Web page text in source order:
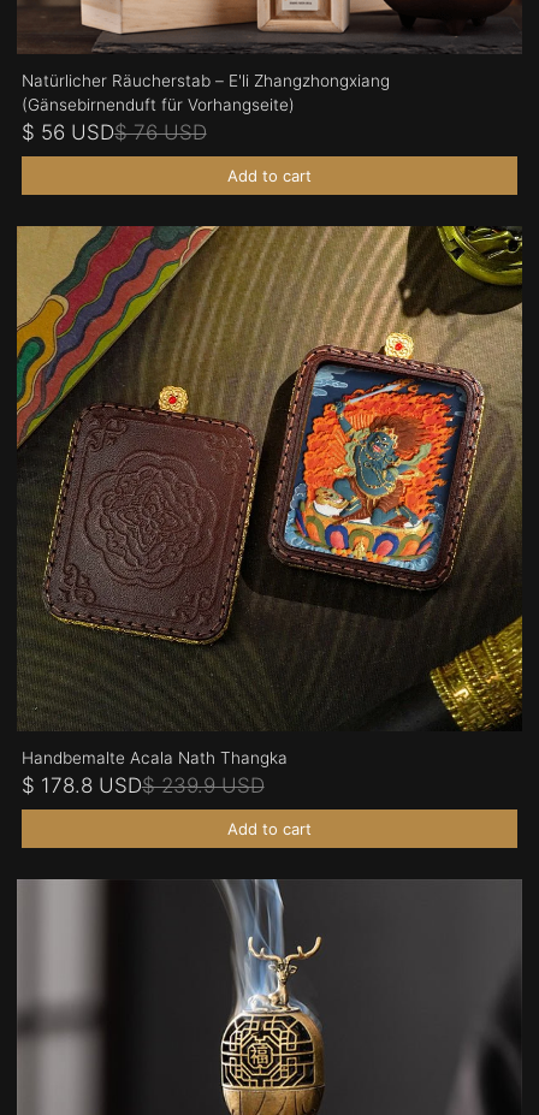
Natürlicher Räucherstab – E'li Zhangzhongxiang
(Gänsebirnenduft für Vorhangseite)
$ 56 USD$ 76 USD
Add to cart
Handbemalte Acala Nath Thangka
$ 178.8 USD$ 239.9 USD
Add to cart